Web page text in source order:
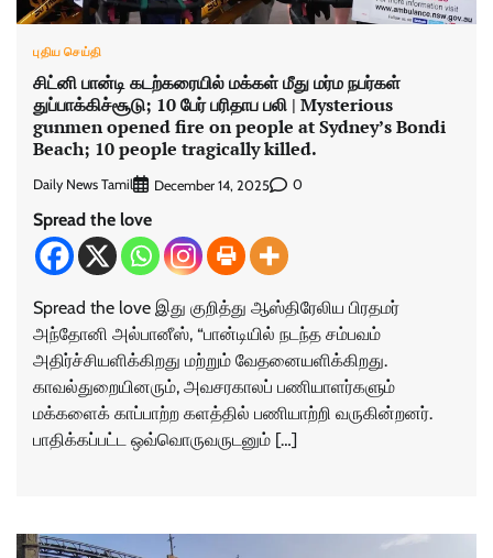
புதிய செய்தி
சிட்னி பான்டி கடற்கரையில் மக்கள் மீது மர்ம நபர்கள்
துப்பாக்கிச்சூடு; 10 பேர் பரிதாப பலி | Mysterious
gunmen opened fire on people at Sydney’s Bondi
Beach; 10 people tragically killed.
Daily News Tamil December 14, 2025 0
Spread the love
Spread the love இது குறித்து ஆஸ்திரேலிய பிரதமர்
அந்தோனி அல்பானீஸ், “பான்டியில் நடந்த சம்பவம்
அதிர்ச்சியளிக்கிறது மற்றும் வேதனையளிக்கிறது.
காவல்துறையினரும், அவசரகாலப் பணியாளர்களும்
மக்களைக் காப்பாற்ற களத்தில் பணியாற்றி வருகின்றனர்.
பாதிக்கப்பட்ட ஒவ்வொருவருடனும் […]